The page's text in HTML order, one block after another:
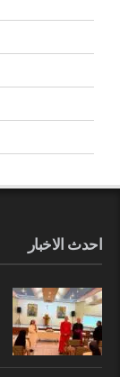
احدث الاخبار